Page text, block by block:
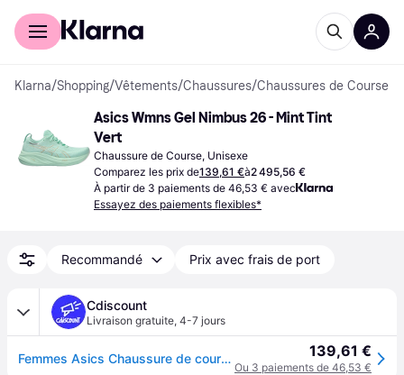
Acheter avec Klarna
Klarna/Shopping/Vêtements/Chaussures/Chaussures de Course
Asics Wmns Gel Nimbus 26 - Mint Tint
Vert
Chaussure de Course, Unisexe
Comparez les prix de139,61 €à2 495,56 €
À partir de 3 paiements de 46,53 € avec
Essayez des paiements flexibles*
Recommandé Prix avec frais de port
Cdiscount
Livraison gratuite, 4-7 jours
Femmes Asics Chaussure de course Gel Nimbus Textile Lacets Plat - 300 Menthe - Vert 139,61 €
Ou 3 paiements de 46,53 €